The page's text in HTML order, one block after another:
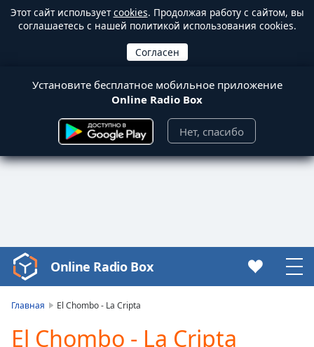
Этот сайт используетcookies. Продолжая работу с сайтом, вы
соглашаетесь с нашей политикой использования cookies.
Установите бесплатное мобильное приложение
Online Radio Box
Нет, спасибо
Video
Player
Play
Online Radio Box
Главная El Chombo - La Cripta
El Chombo - La Cripta